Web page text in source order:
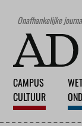
Onafhankelijke
CAMPUS
CULTUUR